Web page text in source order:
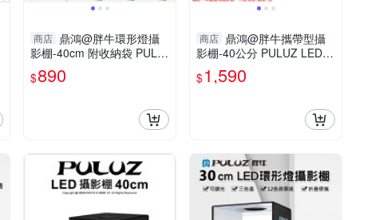
商店 鼎鴻@胖牛環形燈攝
影棚-40cm 附收納袋 PULU
Z LED攝影棚 折疊式柔光箱
攝影燈箱 快速組裝攝影棚
$890
商店 鼎鴻@胖牛攜帶型攝
影棚-40公分 PULUZ LED攝
影棚 折疊式柔光箱 攝影燈
箱 拍攝柔光箱
$1,590